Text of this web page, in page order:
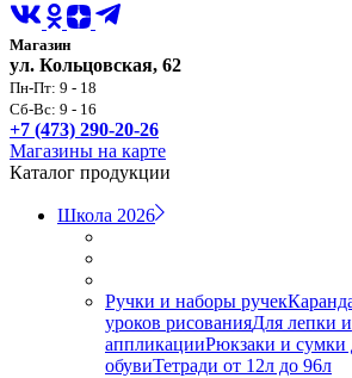
Магазин
ул. Кольцовская, 62
Пн-Пт: 9 - 18
Сб-Вс: 9 - 16
+7 (473) 290-20-26
Магазины на карте
Каталог продукции
Школа 2026
Ручки и наборы ручек
уроков рисованияДля лепки и
аппликацииРюкзаки и сумки
обувиТетради от 12л до 96л